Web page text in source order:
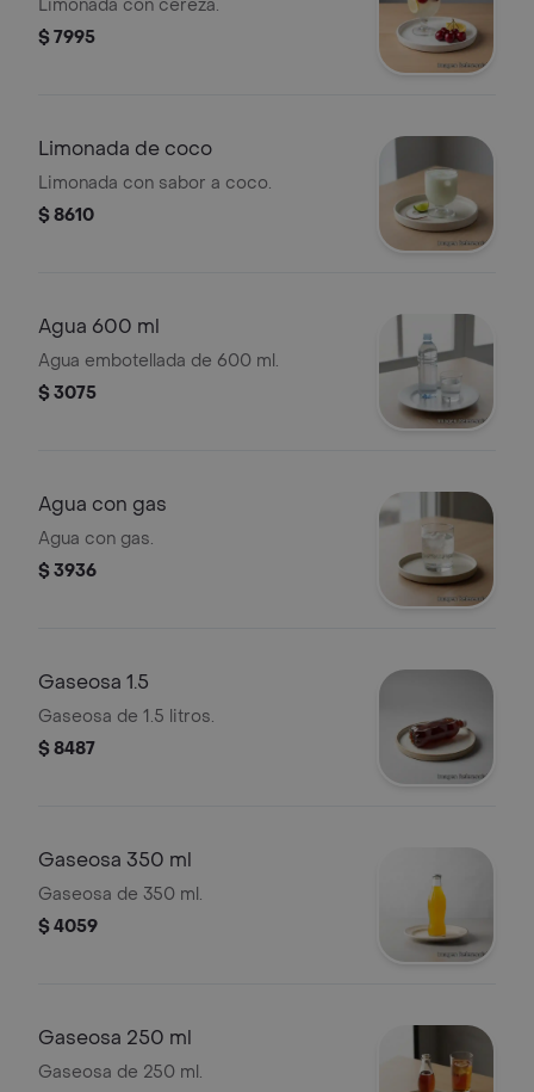
Limonada con cereza.
$ 7995
Limonada de coco
Limonada con sabor a coco.
$ 8610
Agua 600 ml
Agua embotellada de 600 ml.
$ 3075
Agua con gas
Agua con gas.
$ 3936
Gaseosa 1.5
Gaseosa de 1.5 litros.
$ 8487
Gaseosa 350 ml
Gaseosa de 350 ml.
$ 4059
Gaseosa 250 ml
Gaseosa de 250 ml.